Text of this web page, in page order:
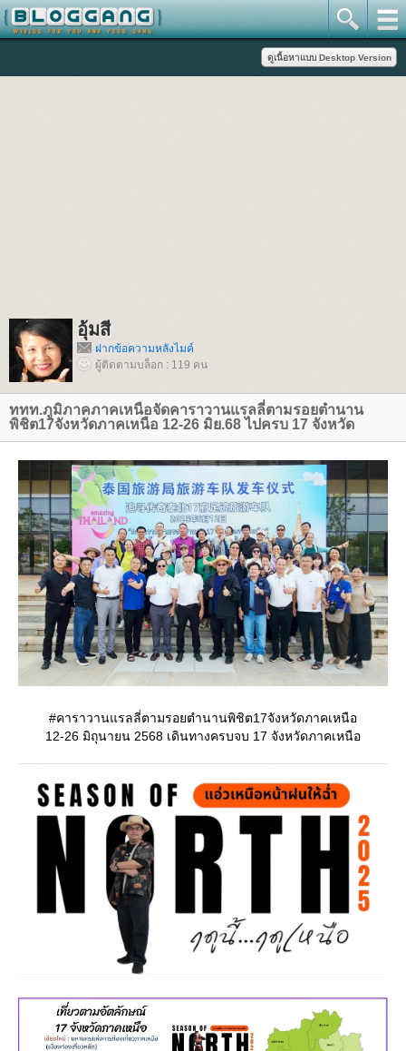
อุ้มสี
ฝากข้อความหลังไมค์
ผู้ติดตามบล็อก : 119 คน
ททท.ภูมิภาคภาคเหนือจัดคาราวานแรลลี่ตามรอยตำนาน
พิชิต17จังหวัดภาคเหนือ 12-26 มิย.68 ไปครบ 17 จังหวัด
#คาราวานแรลลี่ตามรอยตำนานพิชิต17จังหวัดภาคเหนือ
12-26 มิถุนายน 2568 เดินทางครบจบ 17 จังหวัดภาคเหนือ